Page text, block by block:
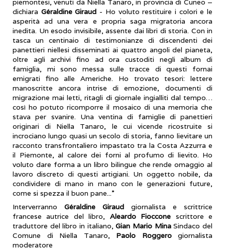
piemontesi, venuti da Niella Tanaro, in provincia di Cuneo –
dichiara Géraldine Giraud - Ho voluto restituire i colori e le
asperità ad una vera e propria saga migratoria ancora
inedita. Un esodo invisibile, assente dai libri di storia. Con in
tasca un centinaio di testimonianze di discendenti dei
panettieri niellesi disseminati ai quattro angoli del pianeta,
oltre agli archivi fino ad ora custoditi negli album di
famiglia, mi sono messa sulle tracce di questi fornai
emigrati fino alle Americhe. Ho trovato tesori: lettere
manoscritte ancora intrise di emozione, documenti di
migrazione mai letti, ritagli di giornale ingialliti dal tempo…
così ho potuto ricomporre il mosaico di una memoria che
stava per svanire. Una ventina di famiglie di panettieri
originari di Niella Tanaro, le cui vicende ricostruite si
incrociano lungo quasi un secolo di storia, fanno lievitare un
racconto transfrontaliero impastato tra la Costa Azzurra e
il Piemonte, al calore dei forni al profumo di lievito. Ho
voluto dare forma a un libro bilingue che rende omaggio al
lavoro discreto di questi artigiani. Un oggetto nobile, da
condividere di mano in mano con le generazioni future,
come si spezza il buon pane...”
Interverranno Géraldine Giraud giornalista e scrittrice
francese autrice del libro, Aleardo Fioccone scrittore e
traduttore del libro in italiano,Gian Mario MinaSindaco del
Comune di Niella Tanaro, Paolo Roggerogiornalista
moderatore